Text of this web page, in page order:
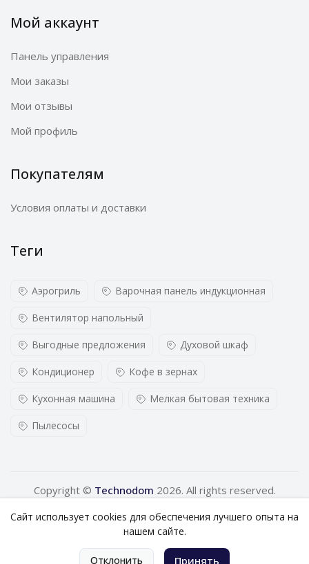
Мой аккаунт
Панель управления
Мои заказы
Мои отзывы
Мой профиль
Покупателям
Условия оплаты и доставки
Теги
Аэрогриль Варочная панель индукционная
Вентилятор напольный
Выгодные предложения Духовой шкаф
Кондиционер Кофе в зернах
Кухонная машина Мелкая бытовая техника
Пылесосы
Copyright © Technodom 2026. All rights reserved.
Сайт использует cookies для обеспечения лучшего опыта на
нашем сайте.
Отклонить Принять